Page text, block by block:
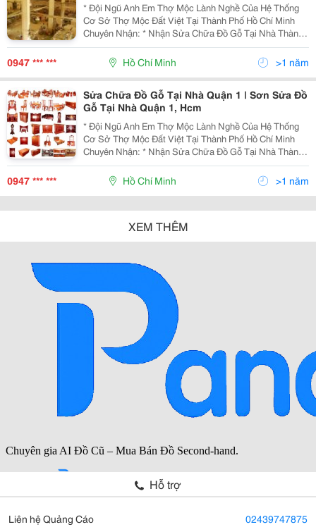
* Đội Ngũ Anh Em Thợ Mộc Lành Nghề Của Hệ Thống
Cơ Sở Thợ Mộc Đất Việt Tại Thành Phố Hồ Chí Minh
Chuyên Nhận: * Nhận Sửa Chữa Đồ Gỗ Tại Nhà Thành
Phố Hồ Chí Minh - Sửa Chữa Cửa Sổ, Cửa Thông
Phòng, Cửa Đi Bị Sập Xệ Khó Đóng Hư Hỏng Cong
Vênh. - Sử
0947 *** *** Hồ Chí Minh >1 năm
Sửa Chữa Đồ Gỗ Tại Nhà Quận 1 | Sơn Sửa Đồ
Gỗ Tại Nhà Quận 1, Hcm
* Đội Ngũ Anh Em Thợ Mộc Lành Nghề Của Hệ Thống
Cơ Sở Thợ Mộc Đất Việt Tại Thành Phố Hồ Chí Minh
Chuyên Nhận: * Nhận Sửa Chữa Đồ Gỗ Tại Nhà Thành
Phố Hồ Chí Minh - Sửa Chữa Cửa Sổ, Cửa Thông
Phòng, Cửa Đi Bị Sập Xệ Khó Đóng Hư Hỏng Cong
Vênh. - Sử
0947 *** *** Hồ Chí Minh >1 năm
XEM THÊM
Hỗ trợ
Liên hệ Quảng Cáo 02439747875